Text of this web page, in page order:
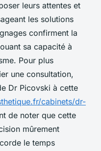
leurs attentes et
les solutions
confirment la
sa capacité à
Pour plus
une consultation,
Dr Picovski à cette
cabinets/dr-
de noter que cette
mûrement
le temps